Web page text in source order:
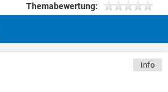
Themabewertung:
Info